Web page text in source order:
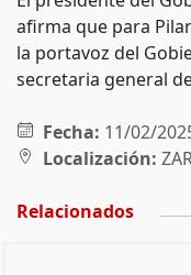
afirma que para
la portavoz del
secretaria general
Fecha: 11/02/
Localización:
Relacionados